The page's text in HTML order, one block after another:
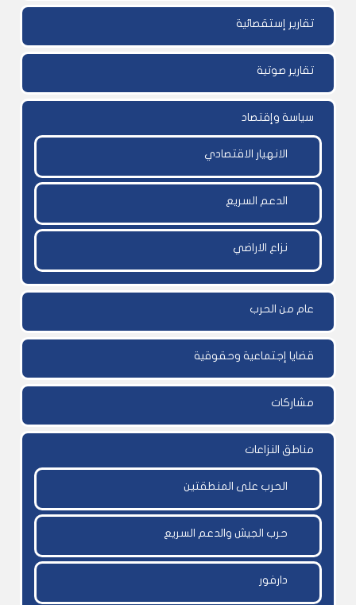
تقارير إستقصائية
تقارير صوتية
سياسة وإقتصاد
الانهيار الاقتصادي
الدعم السريع
نزاع الاراضي
عام من الحرب
قضايا إجتماعية وحقوقية
مشاركات
مناطق النزاعات
الحرب على المنطقتين
حرب الجيش والدعم السريع
دارفور